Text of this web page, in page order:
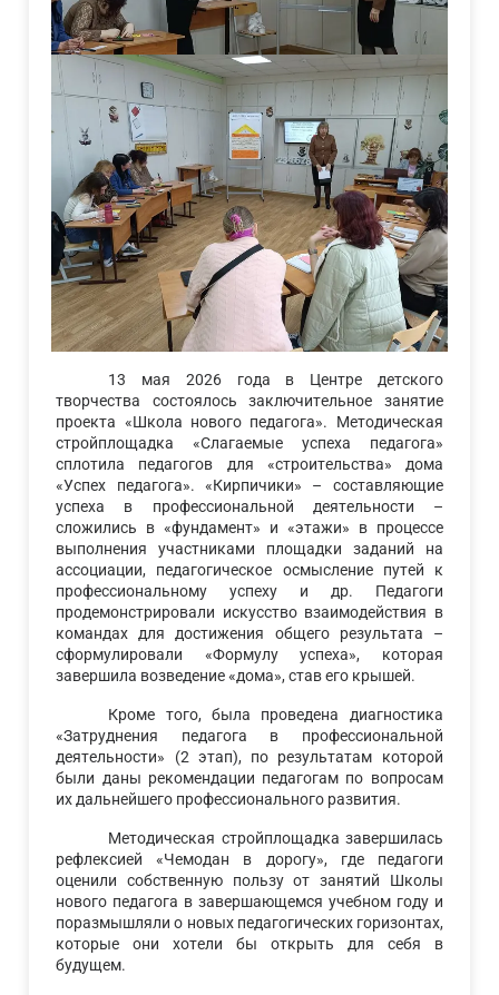
13 мая 2026 года в Центре детского
творчества состоялось заключительное занятие
проекта «Школа нового педагога». Методическая
стройплощадка «Слагаемые успеха педагога»
сплотила педагогов для «строительства» дома
«Успех педагога». «Кирпичики» – составляющие
успеха в профессиональной деятельности –
сложились в «фундамент» и «этажи» в процессе
выполнения участниками площадки заданий на
ассоциации, педагогическое осмысление путей к
профессиональному успеху и др. Педагоги
продемонстрировали искусство взаимодействия в
командах для достижения общего результата –
сформулировали «Формулу успеха», которая
завершила возведение «дома», став его крышей.
Кроме того, была проведена диагностика
«Затруднения педагога в профессиональной
деятельности» (2 этап), по результатам которой
были даны рекомендации педагогам по вопросам
их дальнейшего профессионального развития.
Методическая стройплощадка завершилась
рефлексией «Чемодан в дорогу», где педагоги
оценили собственную пользу от занятий Школы
нового педагога в завершающемся учебном году и
поразмышляли о новых педагогических горизонтах,
которые они хотели бы открыть для себя в
будущем.